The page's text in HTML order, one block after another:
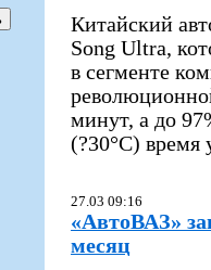
Китайский
Song Ultra,
в сегменте
минут, а до
(?30°C) время
27.03 09:16
«АвтоВАЗ»
месяц